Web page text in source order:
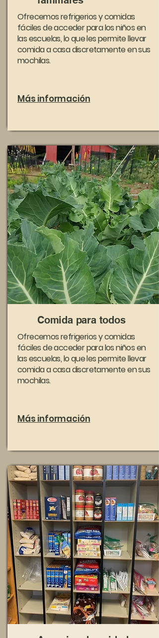
Ofrecemos refrigerios y comidas
fáciles de acceder para los niños en
las escuelas, lo que les permite llevar
comida a casa discretamente en sus
mochilas.
Más información
Comida para todos
Ofrecemos refrigerios y comidas
fáciles de acceder para los niños en
las escuelas, lo que les permite llevar
comida a casa discretamente en sus
mochilas.
Más información